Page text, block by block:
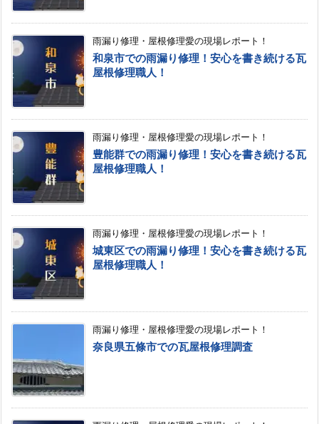
雨漏り修理・屋根修理愛の現場レポート！
和泉市での雨漏り修理！安心を書き続ける瓦
屋根修理職人！
雨漏り修理・屋根修理愛の現場レポート！
豊能群での雨漏り修理！安心を書き続ける瓦
屋根修理職人！
雨漏り修理・屋根修理愛の現場レポート！
城東区での雨漏り修理！安心を書き続ける瓦
屋根修理職人！
雨漏り修理・屋根修理愛の現場レポート！
奈良県五條市での瓦屋根修理調査